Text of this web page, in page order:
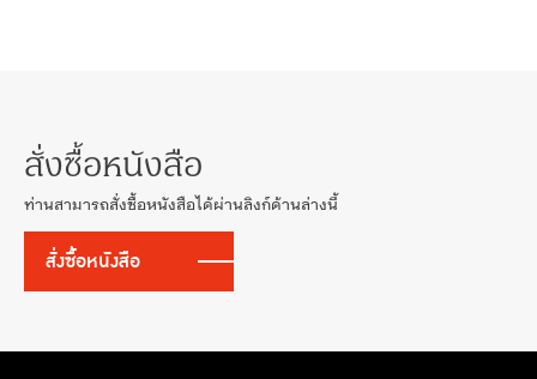
สั่งซื้อหนังสือ
ท่านสามารถสั่งซื้อหนังสือได้ผ่านลิงก์ด้านล่างนี้
สั่งซื้อหนังสือ